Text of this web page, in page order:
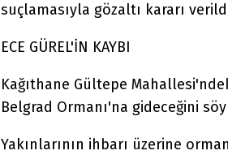
suçlamasıyla gözaltı kararı
ECE GÜREL'İN KAYBI
Kağıthane Gültepe
Belgrad Ormanı'na gideceğini
Yakınlarının ihbarı üzerine